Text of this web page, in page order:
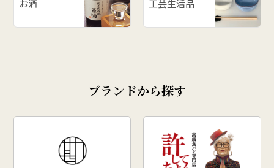
お酒 工芸生活品
ブランドから探す